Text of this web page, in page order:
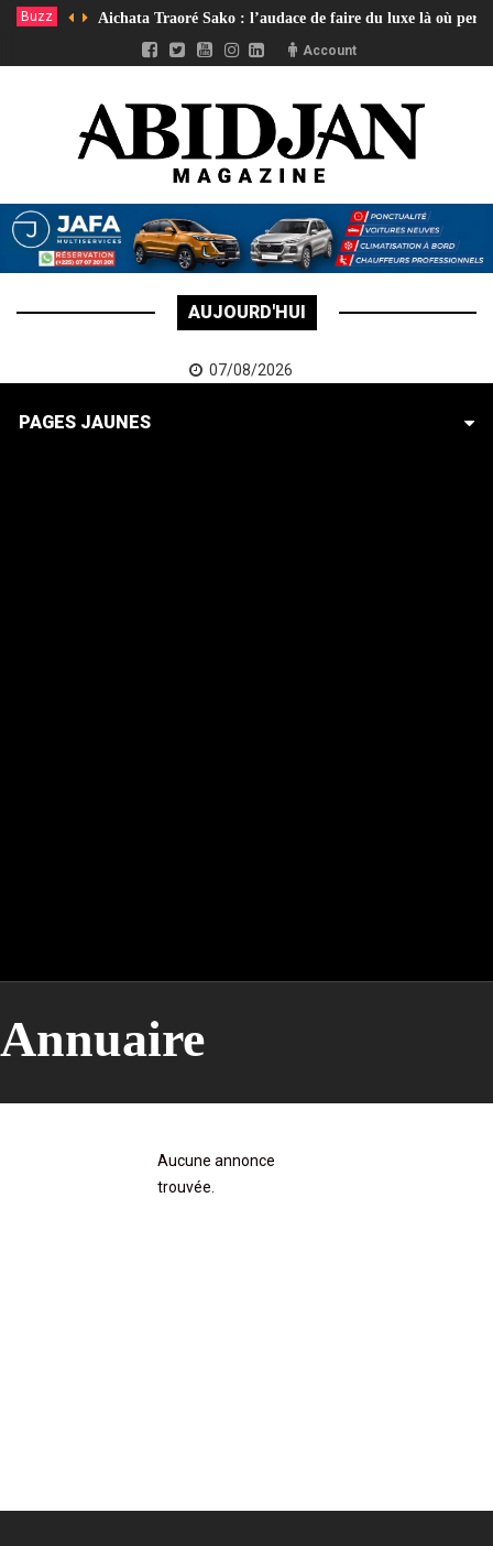
Buzz Aichata Traoré Sako : l’audace de faire du luxe là où
Account
AUJOURD'HUI
07/08/2026
PAGES JAUNES
Annuaire
Aucune annonce
trouvée.